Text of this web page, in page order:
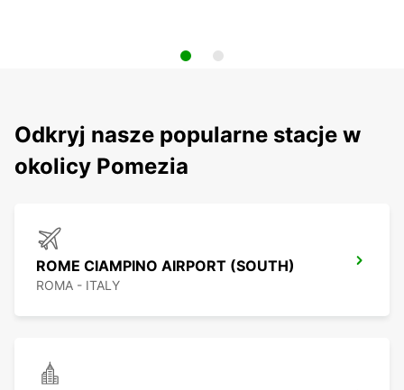
Odkryj nasze popularne stacje w
okolicy Pomezia
ROME CIAMPINO AIRPORT (SOUTH)
ROMA - ITALY